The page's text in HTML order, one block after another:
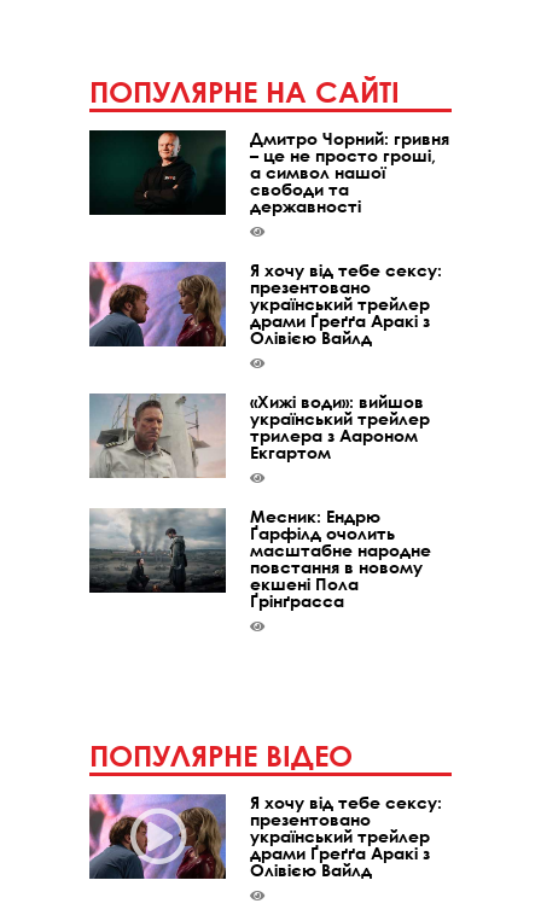
ПОПУЛЯРНЕ НА САЙТІ
Дмитро Чорний: гривня
– це не просто гроші,
а символ нашої
свободи та
державності
Я хочу від тебе сексу:
презентовано
український трейлер
драми Ґреґґа Аракі з
Олівією Вайлд
«Хижі води»: вийшов
український трейлер
трилера з Аароном
Екгартом
Месник: Ендрю
Ґарфілд очолить
масштабне народне
повстання в новому
екшені Пола
Ґрінґрасса
ПОПУЛЯРНЕ ВІДЕО
Я хочу від тебе сексу:
презентовано
український трейлер
драми Ґреґґа Аракі з
Олівією Вайлд